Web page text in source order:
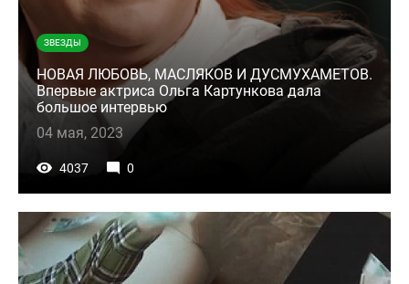
ЗВЕЗДЫ
НОВАЯ ЛЮБОВЬ, МАСЛЯКОВ И ДУСМУХАМЕТОВ.
Впервые актриса Ольга Картункова дала
большое интервью
04 мая, 2023
4037 0